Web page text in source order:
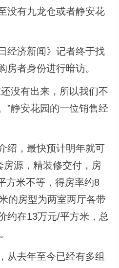
没有九龙仓或者静安花
济新闻》记者终于找
房者身份进行暗访。
没有出来，所以我们不
”静安花园的一位销售经
，最快预计明年就可
房源，精装修交付，房
方米不等，得房率约8
的房型为两室两厅各带
约在13万元/平方米，总
去年至今已经有多组